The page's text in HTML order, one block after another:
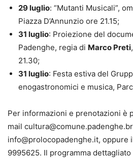
29 luglio: “Mutanti Musicali”,
Piazza D’Annunzio ore 21.15;
31 luglio: Proiezione del
Padenghe, regia di Marco Preti
21.30;
31 luglio: Festa estiva del
enogastronomici e musica,
Per informazioni e prenotazioni è
mail
info@prolocopadenghe.it,
9995625. Il programma